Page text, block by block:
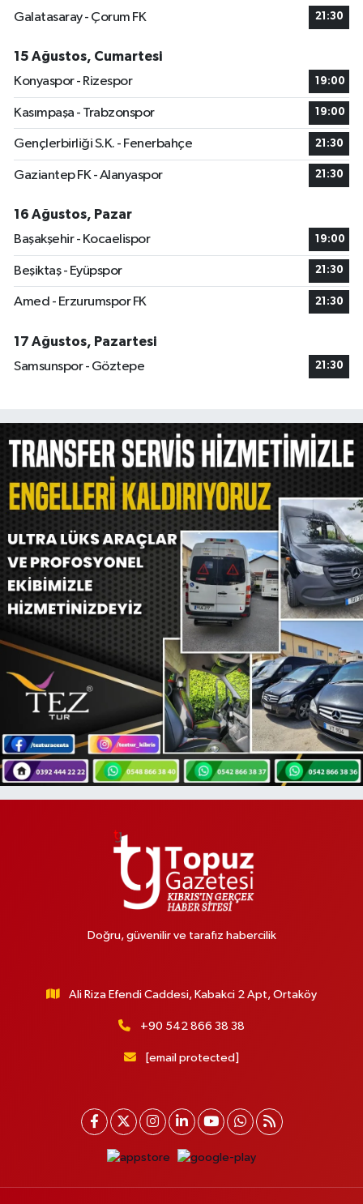
Galatasaray - Çorum FK
21:30
15 Ağustos, Cumartesi
Konyaspor - Rizespor
19:00
Kasımpaşa - Trabzonspor 19:00
Gençlerbirliği S.K. - Fenerbahçe 21:30
Gaziantep FK - Alanyaspor 21:30
16 Ağustos, Pazar
Başakşehir - Kocaelispor
19:00
Beşiktaş - Eyüpspor 21:30
Amed - Erzurumspor FK 21:30
17 Ağustos, Pazartesi
Samsunspor - Göztepe
21:30
Doğru, güvenilir ve tarafız habercilik
Ali Riza Efendi Caddesi, Kabakci 2 Apt, Ortaköy
+90 542 866 38 38
[email protected]